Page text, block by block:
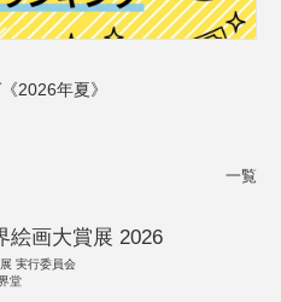
2026年夏》
一覧
絵画大賞展 2026
実行委員会
堂